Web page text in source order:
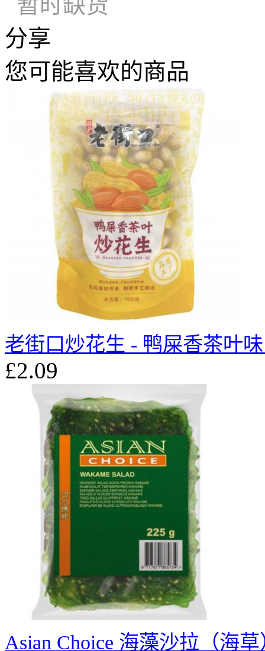
分享
您可能喜欢的商品
老街口炒花生 - 鸭屎香茶叶味
£2.09
Asian Choice 海藻沙拉（海草